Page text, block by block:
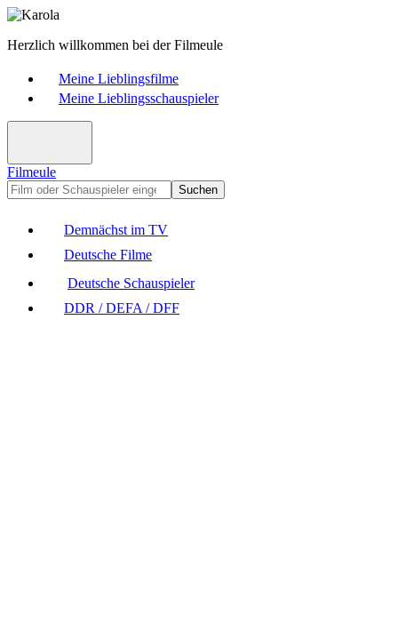
Herzlich willkommen bei der Filmeule
Meine Lieblingsfilme
Meine Lieblingsschauspieler
Filmeule
Suchen
Demnächst im TV
Deutsche Filme
Deutsche Schauspieler
DDR / DEFA / DFF